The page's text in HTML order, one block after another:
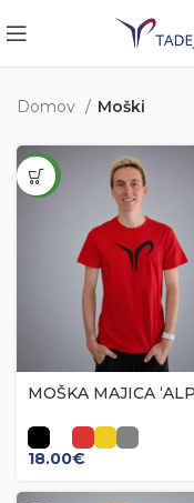
Domov Moški
NEW
MOŠKA MAJICA
18.00€